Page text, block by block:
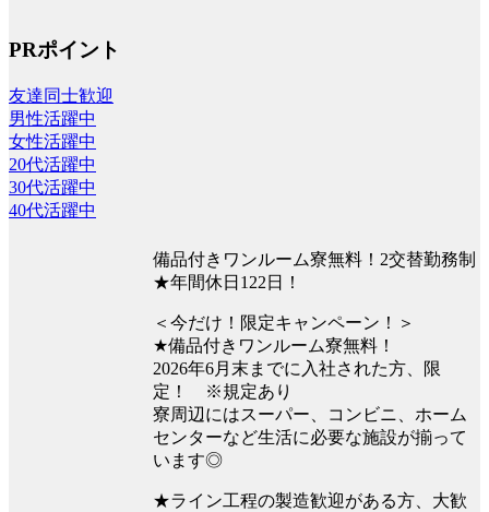
PRポイント
友達同士歓迎
男性活躍中
女性活躍中
20代活躍中
30代活躍中
40代活躍中
備品付きワンルーム寮無料！2交替勤務制
★年間休日122日！
＜今だけ！限定キャンペーン！＞
★備品付きワンルーム寮無料！
2026年6月末までに入社された方、限
定！ ※規定あり
寮周辺にはスーパー、コンビニ、ホーム
センターなど生活に必要な施設が揃って
います◎
★ライン工程の製造歓迎がある方、大歓